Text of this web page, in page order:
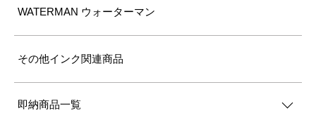
WATERMAN ウォーターマン
その他インク関連商品
即納商品一覧